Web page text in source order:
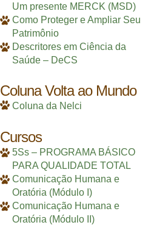
Um presente MERCK (MSD)
Como Proteger e Ampliar Seu
Patrimônio
Descritores em Ciência da
Saúde – DeCS
Coluna Volta ao Mundo
Coluna da Nelci
Cursos
5Ss – PROGRAMA BÁSICO
PARA QUALIDADE TOTAL
Comunicação Humana e
Oratória (Módulo I)
Comunicação Humana e
Oratória (Módulo II)